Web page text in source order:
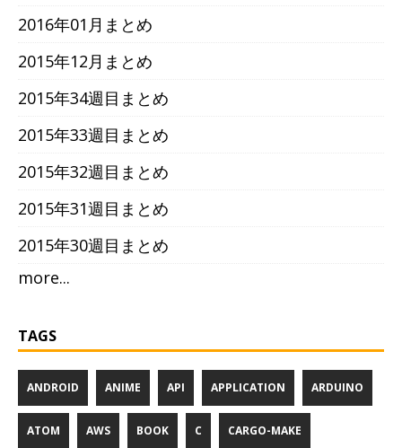
2016年01月まとめ
2015年12月まとめ
2015年34週目まとめ
2015年33週目まとめ
2015年32週目まとめ
2015年31週目まとめ
2015年30週目まとめ
more...
TAGS
ANDROID ANIME API APPLICATION ARDUINO
ATOM AWS BOOK C CARGO-MAKE